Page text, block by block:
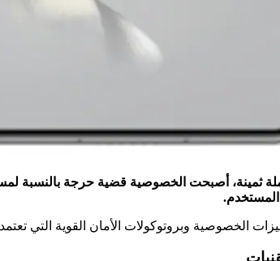
أصبحت الخصوصية قضية حرجة بالنسبة
وبروتوكولات الأمان القوية التي